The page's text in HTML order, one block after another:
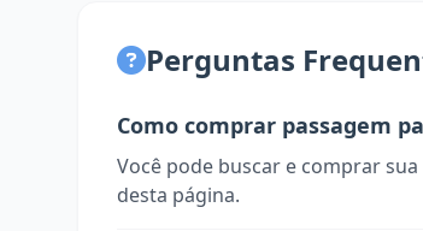
Perguntas
Como comprar passagem
Você pode buscar e comprar
desta página.